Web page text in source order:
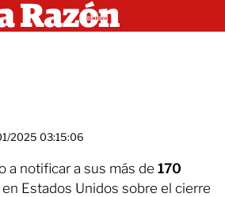
2025 03:15:06
a notificar a sus más de 170
en Estados Unidos sobre el cierre